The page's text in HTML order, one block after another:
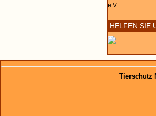
e.V.
HELFEN SIE
Tierschutz